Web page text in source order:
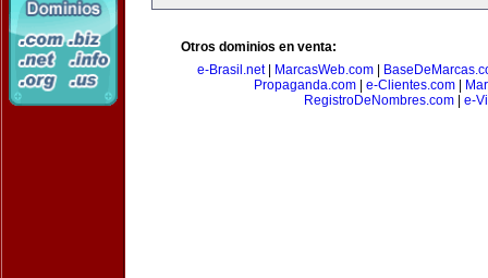
Otros dominios en venta:
e-Brasil.net| MarcasWeb.com|
Propaganda.com
e-Clientes.com
RegistroDeNombres.com| e-